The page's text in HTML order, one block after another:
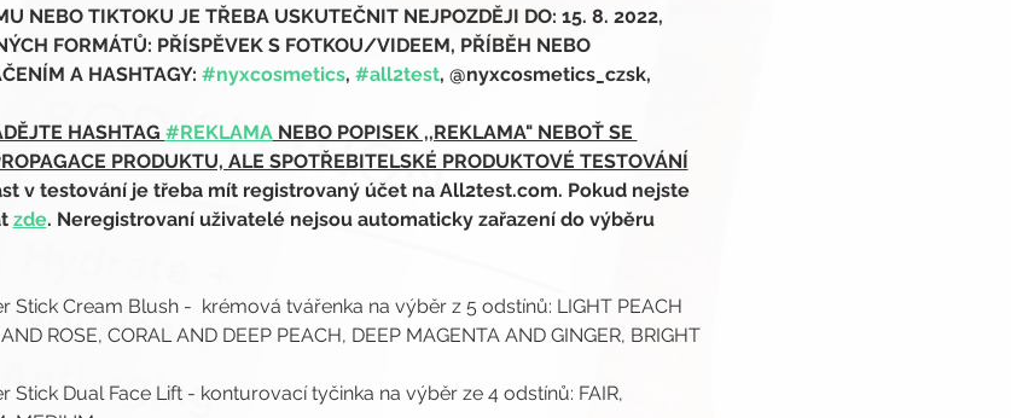
NEBO TIKTOKU JE TŘEBA USKUTEČNIT NEJPOZDĚJI DO: 15. 8. 2022,
FORMÁTŮ: PŘÍSPĚVEK S FOTKOU/VIDEEM, PŘÍBĚH NEBO
A HASHTAGY: #nyxcosmetics, #all2test, @nyxcosmetics_czsk,
HASHTAG #REKLAMA NEBO POPISEK ,,REKLAMA" NEBOŤ SE
PRODUKTU, ALE SPOTŘEBITELSKÉ PRODUKTOVÉ TESTOVÁNÍ
v testování je třeba mít registrovaný účet na All2test.com. Pokud nejste
zde. Neregistrovaní uživatelé nejsou automaticky zařazení do výběru
Stick Cream Blush -  krémová tvářenka na výběr z 5 odstínů: LIGHT PEACH
ROSE, CORAL AND DEEP PEACH, DEEP MAGENTA AND GINGER, BRIGHT
Stick Dual Face Lift - konturovací tyčinka na výběr ze 4 odstínů: FAIR,